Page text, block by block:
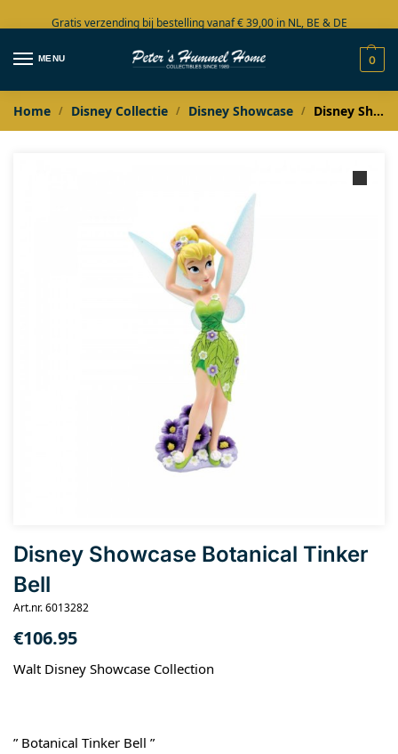
Gratis verzending bij bestelling vanaf € 39,00 in NL, BE & DE
Grote collectie in voorraad
MENU 0
Home / Disney Collectie / Disney Showcase / Disney Showcase Botanical Tinker Bell
Disney Showcase Botanical Tinker
Bell
Art.nr. 6013282
€106.95
Walt Disney Showcase Collection
” Botanical Tinker Bell ”